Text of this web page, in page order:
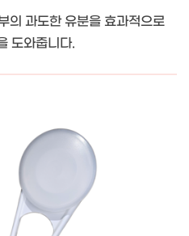
의 과도한 유분을 효과적으로
도와줍니다.